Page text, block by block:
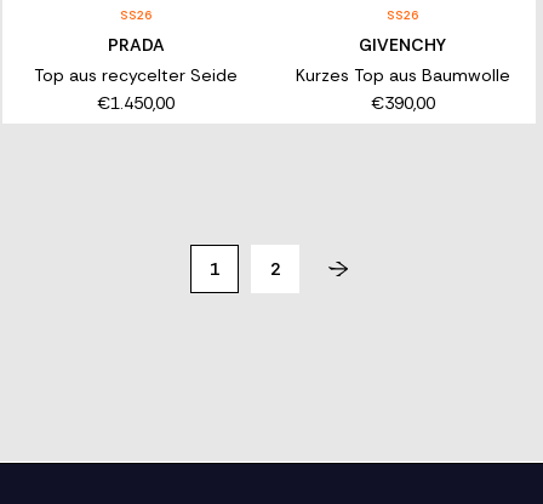
SS26
PRADA
Top aus recycelter Seide
€1.450,00
SS26
GIVENCHY
Kurzes Top aus Baumwolle
€390,00
1 2